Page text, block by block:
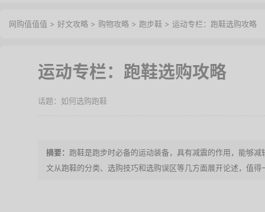
网购值值值 > 好文攻略 > 购物攻略 > 跑步鞋 > 运动专栏：跑鞋选购攻略
运动专栏：跑鞋选购攻略
如何选购跑鞋
跑鞋是跑步时必备的运动装备，具有减震的作用，能够
文从跑鞋的分类、选购技巧和选购误区等几方面展开论述，值得